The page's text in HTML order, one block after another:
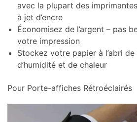
avec la plupart des
à jet d’encre
Économisez de l’argent – pas
votre impression
Stockez votre papier à l’abri
d’humidité et de chaleur
Pour Porte-affiches Rétroéclairés